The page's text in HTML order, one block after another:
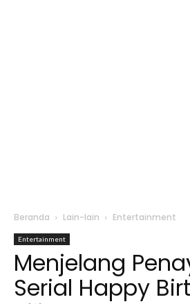
Beranda Lain-lain Entertainment
Entertainment
Menjelang
Serial Happy